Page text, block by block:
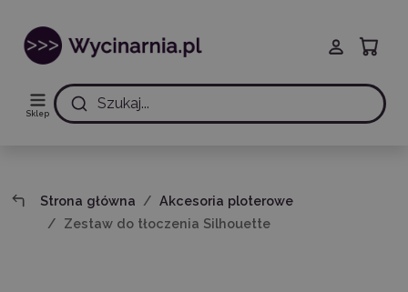
Sklep
Szukaj...
Strona główna
Akcesoria ploterowe
Zestaw do tłoczenia Silhouette